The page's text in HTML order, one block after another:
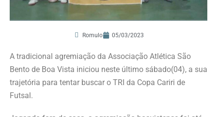
Romulo 05/03/2023
A tradicional agremiação da Associação Atlética São
Bento de Boa Vista iniciou neste último sábado(04), a sua
trajetória para tentar buscar o TRI da Copa Cariri de
Futsal.